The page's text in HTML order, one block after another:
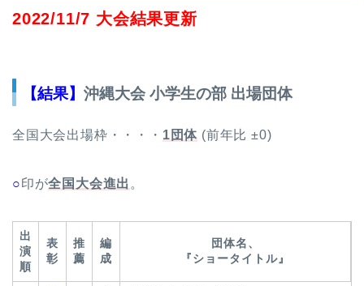
2022/11/7 大会結果更新
【結果】 沖縄大会 小学生の部 出場団体
全国大会出場枠・・・・ 1団体 (前年比 ±0)
○印が全国大会進出 。
出
演
順
表
彰
推
薦
編
成
団体名、
『ショータイトル』